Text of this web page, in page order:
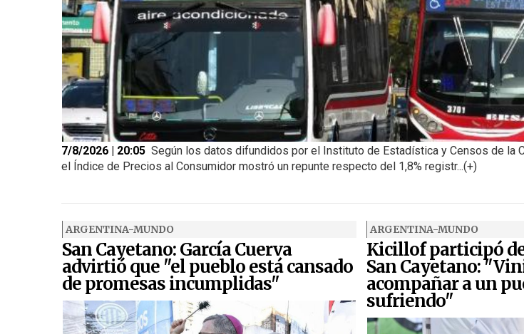
7/8/2026 | 20:05 Según los datos difundidos por el Instituto de Estadística y Censos de la
el Índice de Precios al Consumidor mostró un repunte respecto del 1,8% registr...(+)
ARGENTINA-MUNDO
San Cayetano: García Cuerva
advirtió que "el pueblo está cansado
de promesas incumplidas"
ARGENTINA-MUNDO
Kicillof participó
San Cayetano:
acompañar a un
sufriendo"